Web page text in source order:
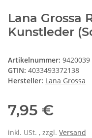
Lana Grossa
Kunstleder
Artikelnummer: 9420039
GTIN: 4033493372138
Hersteller: Lana Grossa
7,95 €
inkl. USt. , zzgl. Versand